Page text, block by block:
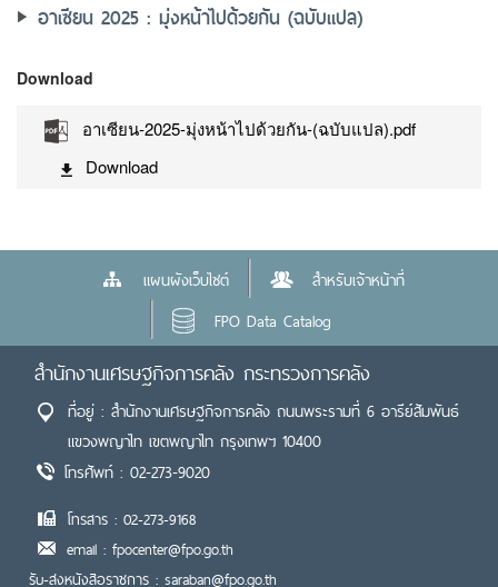
อาเซียน 2025 : มุ่งหน้าไปด้วยกัน (ฉบับแปล)
Download
อาเซียน-2025-มุ่งหน้าไปด้วยกัน-(ฉบับแปล).pdf
Download
แผนผังเว็บไซต์
สำหรับเจ้าหน้าที่
FPO Data Catalog
สำนักงานเศรษฐกิจการคลัง กระทรวงการคลัง
ที่อยู่ : สำนักงานเศรษฐกิจการคลัง ถนนพระรามที่ 6 อารีย์สัมพันธ์
แขวงพญาไท เขตพญาไท กรุงเทพฯ 10400
โทรศัพท์ : 02-273-9020
โทรสาร : 02-273-9168
email : fpocenter@fpo.go.th
รับ-ส่งหนังสือราชการ : saraban@fpo.go.th